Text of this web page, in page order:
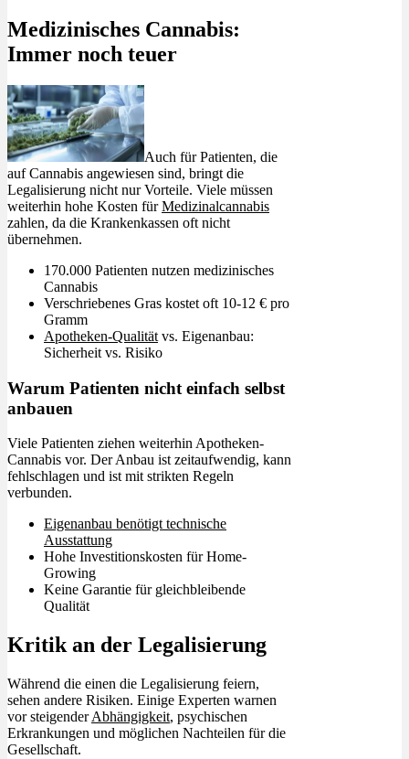
Medizinisches Cannabis:
Immer noch teuer
Auch für Patienten, die
auf Cannabis angewiesen sind, bringt die
Legalisierung nicht nur Vorteile. Viele müssen
weiterhin hohe Kosten fürMedizinalcannabis
zahlen, da die Krankenkassen oft nicht
übernehmen.
170.000 Patienten nutzen medizinisches
Cannabis
Verschriebenes Gras kostet oft 10-12 € pro
Gramm
Apotheken-Qualität vs. Eigenanbau:
Sicherheit vs. Risiko
Warum Patienten nicht einfach selbst
anbauen
Viele Patienten ziehen weiterhin Apotheken-
Cannabis vor. Der Anbau ist zeitaufwendig, kann
fehlschlagen und ist mit strikten Regeln
verbunden.
Eigenanbau benötigt technische
Ausstattung
Hohe Investitionskosten für Home-
Growing
Keine Garantie für gleichbleibende
Qualität
Kritik an der Legalisierung
Während die einen die Legalisierung feiern,
sehen andere Risiken. Einige Experten warnen
vor steigenderAbhängigkeit, psychischen
Erkrankungen und möglichen Nachteilen für die
Gesellschaft.